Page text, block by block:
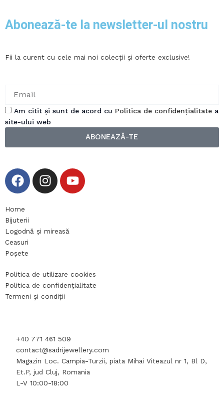
Abonează-te la newsletter-ul nostru
Fii la curent cu cele mai noi colecții și oferte exclusive!
Am citit și sunt de acord cu Politica de confidențialitate a
site-ului web
ABONEAZĂ-TE
F
a
e
b
o
o
I
n
g
m
Y
o
Home
Bijuterii
Logodnă și mireasă
Ceasuri
Poșete
Politica de utilizare cookies
Politica de confidențialitate
Termeni și condiții
+40 771 461 509
contact@sadrijewellery.com
Magazin Loc. Campia-Turzii, piata Mihai Viteazul nr 1, Bl D,
Et.P, jud Cluj, Romania
L-V 10:00-18:00